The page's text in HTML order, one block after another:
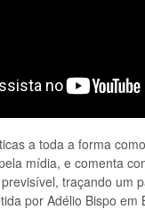
a toda a forma
mídia, e comenta
traçando um
por Adélio Bispo em